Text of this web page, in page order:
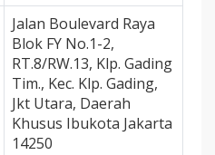
Jalan Boulevard Raya
Blok FY No.1-2,
RT.8/RW.13, Klp. Gading
Tim., Kec. Klp. Gading,
Jkt Utara, Daerah
Khusus Ibukota Jakarta
14250